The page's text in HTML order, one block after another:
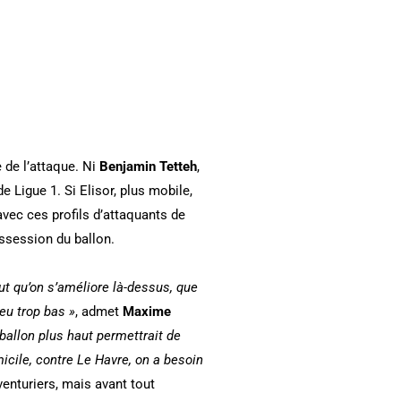
l’attaque. Ni Benjamin Tetteh,
Ligue 1. Si Elisor, plus mobile,
ces profils d’attaquants de
du ballon.
s’améliore là-dessus, que
trop bas », admet Maxime
plus haut permettrait de
contre Le Havre, on a besoin
mais avant tout